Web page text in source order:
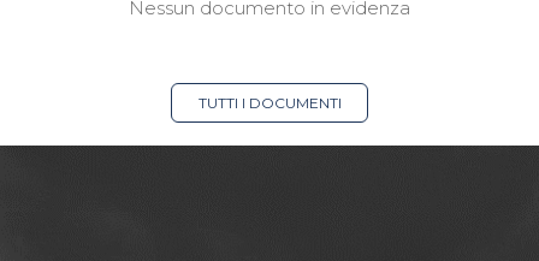
Nessun documento in evidenza
TUTTI I DOCUMENTI